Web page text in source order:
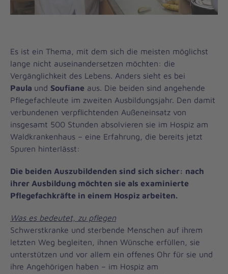
Es ist ein Thema, mit dem sich die meisten möglichst
lange nicht auseinandersetzen möchten: die
Vergänglichkeit des Lebens. Anders sieht es bei
Paula und Soufiane aus. Die beiden sind angehende
Pflegefachleute im zweiten Ausbildungsjahr. Den damit
verbundenen verpflichtenden Außeneinsatz von
insgesamt 500 Stunden absolvieren sie im Hospiz am
Waldkrankenhaus – eine Erfahrung, die bereits jetzt
Spuren hinterlässt:
Die beiden Auszubildenden sind sich sicher: nach
ihrer Ausbildung möchten sie als examinierte
Pflegefachkräfte in einem Hospiz arbeiten.
Was es bedeutet, zu pflegen
Schwerstkranke und sterbende Menschen auf ihrem
letzten Weg begleiten, ihnen Wünsche erfüllen, sie
unterstützen und vor allem ein offenes Ohr für sie und
ihre Angehörigen haben – im Hospiz am